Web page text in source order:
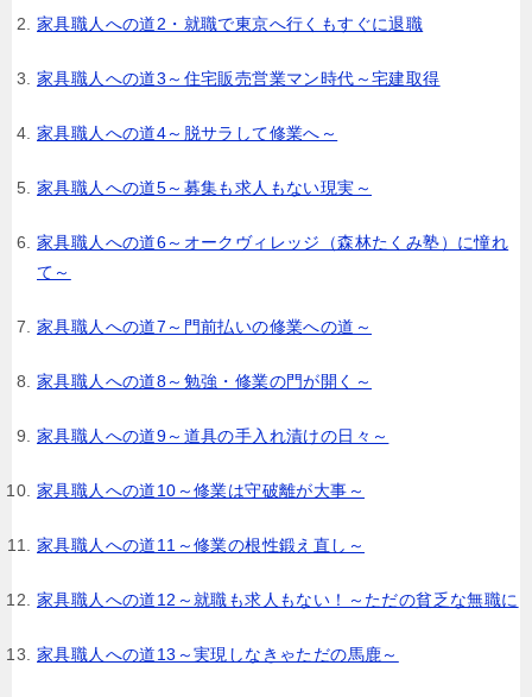
家具職人への道2・就職で東京へ行くもすぐに退職
家具職人への道3～住宅販売営業マン時代～宅建取得
家具職人への道4～脱サラして修業へ～
家具職人への道5～募集も求人もない現実～
家具職人への道6～オークヴィレッジ（森林たくみ塾）に憧れ
て～
家具職人への道7～門前払いの修業への道～
家具職人への道8～勉強・修業の門が開く～
家具職人への道9～道具の手入れ漬けの日々～
家具職人への道10～修業は守破離が大事～
家具職人への道11～修業の根性鍛え直し～
家具職人への道12～就職も求人もない！～ただの貧乏な無職に
家具職人への道13～実現しなきゃただの馬鹿～